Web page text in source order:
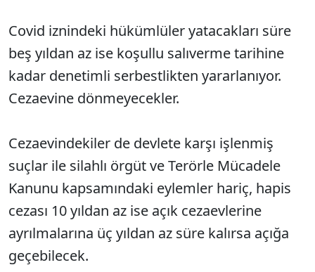
Covid iznindeki hükümlüler yatacakları süre
beş yıldan az ise koşullu salıverme tarihine
kadar denetimli serbestlikten yararlanıyor.
Cezaevine dönmeyecekler.
Cezaevindekiler de devlete karşı işlenmiş
suçlar ile silahlı örgüt ve Terörle Mücadele
Kanunu kapsamındaki eylemler hariç, hapis
cezası 10 yıldan az ise açık cezaevlerine
ayrılmalarına üç yıldan az süre kalırsa açığa
geçebilecek.